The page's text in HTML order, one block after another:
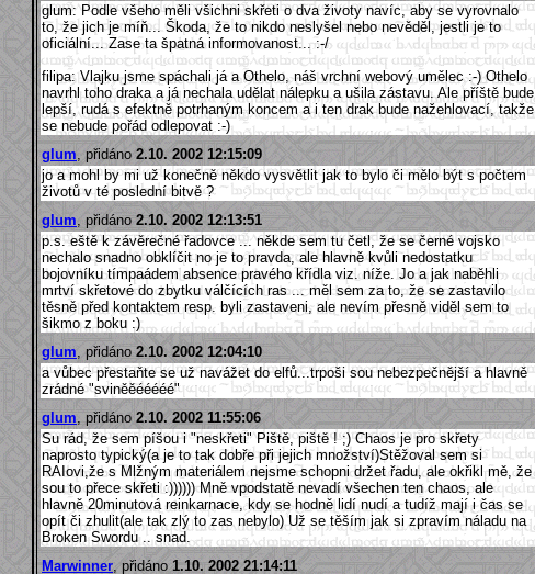
glum: Podle všeho měli všichni skřeti o dva životy navíc, aby se vyrovnalo
to, že jich je míň... Škoda, že to nikdo neslyšel nebo nevěděl, jestli je to
oficiální... Zase ta špatná informovanost... :-/
filipa: Vlajku jsme spáchali já a Othelo, náš vrchní webový umělec :-) Othelo
navrhl toho draka a já nechala udělat nálepku a ušila zástavu. Ale příště bude
lepší, rudá s efektně potrhaným koncem a i ten drak bude nažehlovací, takže
se nebude pořád odlepovat :-)
glum , přidáno 2.10. 2002 12:15:09
jo a mohl by mi už konečně někdo vysvětlit jak to bylo či mělo být s počtem
životů v té poslední bitvě ?
glum , přidáno 2.10. 2002 12:13:51
p.s. eště k závěrečné řadovce ... někde sem tu četl, že se černé vojsko
nechalo snadno obklíčit no je to pravda, ale hlavně kvůli nedostatku
bojovníku tímpaádem absence pravého křídla viz. níže. Jo a jak naběhli
mrtví skřetové do zbytku válčících ras ... měl sem za to, že se zastavilo
těsně před kontaktem resp. byli zastaveni, ale nevím přesně viděl sem to
šikmo z boku :)
glum , přidáno 2.10. 2002 12:04:10
a vůbec přestaňte se už navážet do elfů...trpoši sou nebezpečnější a hlavně
zrádné "sviněěééééé"
glum , přidáno 2.10. 2002 11:55:06
Su rád, že sem píšou i "neskřeti" Piště, piště ! ;) Chaos je pro skřety
naprosto typický(a je to tak dobře při jejich množství)Stěžoval sem si
RAIovi,že s Mlžným materiálem nejsme schopni držet řadu, ale okřikl mě, že
sou to přece skřeti :)))))) Mně vpodstatě nevadí všechen ten chaos, ale
hlavně 20minutová reinkarnace, kdy se hodně lidí nudí a tudíž mají i čas se
opít či zhulit(ale tak zlý to zas nebylo) Už se těším jak si zpravím náladu na
Broken Swordu .. snad.
Marwinner , přidáno 1.10. 2002 21:14:11